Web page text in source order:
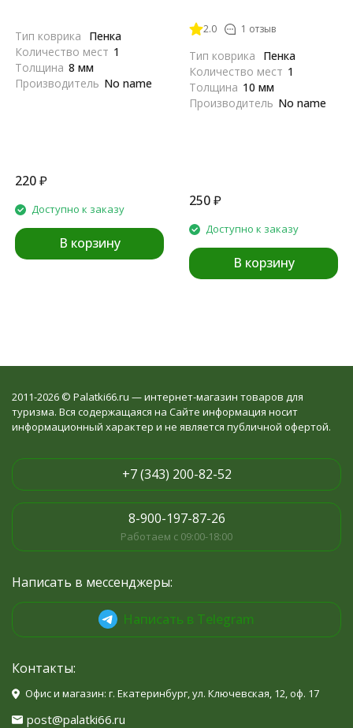
Тип коврика
Пенка
Количество мест 1
Толщина 8 мм
Производитель No name
220₽
Доступно к заказу
В корзину
2.0 1 отзыв
Тип коврика
Пенка
Количество мест 1
Толщина 10 мм
Производитель No name
250₽
Доступно к заказу
В корзину
2011-2026 © Palatki66.ru — интернет-магазин товаров для
туризма. Вся содержащаяся на Сайте информация носит
информационный характер и не является публичной офертой.
+7 (343) 200-82-52
8-900-197-87-26
Работаем с 09:00-18:00
Написать в мессенджеры:
Написать в Telegram
Контакты:
Офис и магазин: г. Екатеринбург, ул. Ключевская, 12, оф. 17
post@palatki66.ru